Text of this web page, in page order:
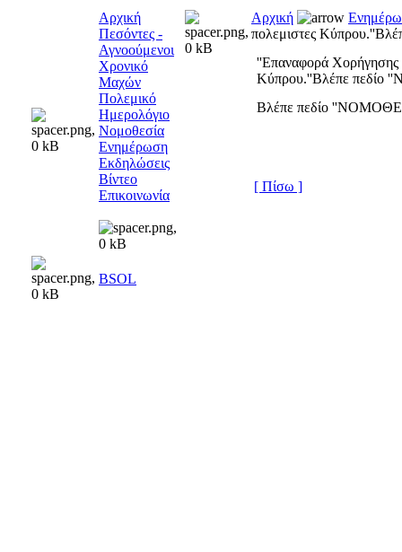
Αρχική
Πεσόντες -
Αγνοούμενοι
Χρονικό
Μαχών
Πολεμικό
Ημερολόγιο
Νομοθεσία
Ενημέρωση
Εκδηλώσεις
Βίντεο
Επικοινωνία
Αρχική
πολεμιστες
''Επαναφορά Χορήγησης
Κύπρου.''Βλέπε
Βλέπε πεδίο
[ Πίσω ]
BSOL